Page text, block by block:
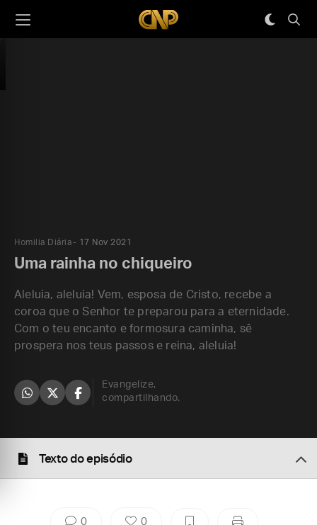
Homilia Diária 17 Nov 2021
Uma rainha no chiqueiro
Aleluia, aleluia! Vem, esposa de Cristo, recebe a
coroa que o Senhor te preparou para a eternidade.
Com o teu encanto e formosura caminha, sê
prospera nos teus passos e reina, aleluia!
Evangelize,
compartilhando.
Texto do episódio
0 0